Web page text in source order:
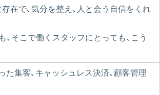
在で、気分を整え、人と会う自信をくれ
そこで働くスタッフにとっても、こう
集客、キャッシュレス決済、顧客管理